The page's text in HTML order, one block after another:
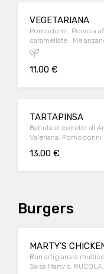
VEGETARIANA
Pomodoro , Provola
caramellate ,
Padano, Origano, Olio
11.00 €
TARTAPINSA
Battuta al coltello di
Valeriana,
13.00 €
Burgers
MARTY’S
Bun artigianale
Salsa Marty’s,